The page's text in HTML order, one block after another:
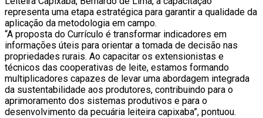
representa uma etapa estratégica para garantir a qualidade da
aplicação da metodologia em campo.
“A proposta do Currículo é transformar indicadores em
informações úteis para orientar a tomada de decisão nas
propriedades rurais. Ao capacitar os extensionistas e
técnicos das cooperativas de leite, estamos formando
multiplicadores capazes de levar uma abordagem integrada
da sustentabilidade aos produtores, contribuindo para o
aprimoramento dos sistemas produtivos e para o
desenvolvimento da pecuária leiteira capixaba”, pontuou.